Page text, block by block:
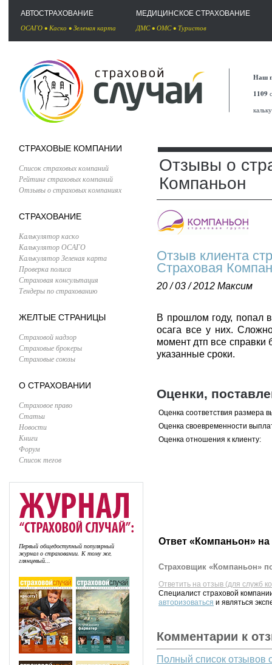
АВТОСТРАХОВАНИЕ
ОСАГО • Каско • Зеленая карта
МЕДИЦИНСКОЕ СТРАХОВАНИЕ
ДМС• ОМС• Туристов
Наш
1109
СТРАХОВЫЕ КОМПАНИИ
Список страховых компаний
Рейтинг страховых компаний
Отзывы о страховых компаниях
СТРАХОВАНИЕ
Калькулятор каско
Калькулятор ОСАГО
Калькулятор Зеленая карта
Проверка полиса
Страховая консультация
Тендеры по страхованию
ЖЕЛТЫЕ СТРАНИЦЫ
Страховой надзор
Страховые брокеры
Страховые союзы
О СТРАХОВАНИИ
Страховое право
Статьи
Новости
Книги
Форум
Список тегов
Первый общедоступный популярный
журнал о страховании. К тому же,
глянцевый...
Отзывы о
Компаньон
Отзыв клиента
Страховая
20 / 03 / 2012 Максим
В прошлом году, попал
осага все у них.
момент дтп все справки
указанные сроки.
Оценки,
Оценка соответствия размера
Оценка своевременности
Оценка отношения к клиенту:
Ответ «Компаньон»
Страховщик «Компаньон»
Ответить на отзыв (для служб
Специалист страховой
авторизоваться и являться
Комментарии к
Полный список отзывов